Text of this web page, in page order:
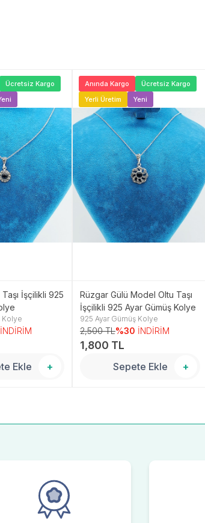
Ücretsiz Kargo
İşçilikli 925
Kolye
İNDİRİM
Ekle +
Anında Kargo
Ücretsiz Kargo
Yerli Üretim
Yeni
Rüzgar Gülü Model Oltu Taşı
İşçilikli 925 Ayar Gümüş Kolye
925 Ayar Gümüş Kolye
2,500 TL%30 İNDİRİM
1,800 TL
Sepete Ekle +